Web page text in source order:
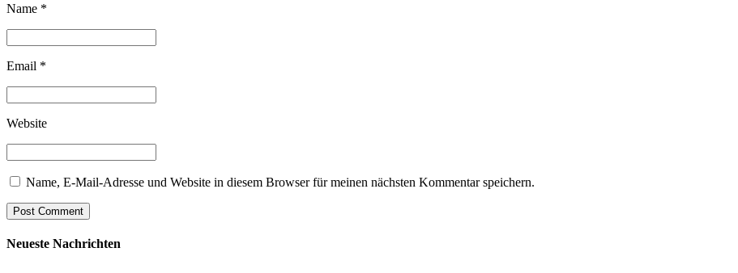
Name *
Email *
Website
Name, E-Mail-Adresse und Website in diesem Browser für meinen nächsten Kommentar speichern.
Post Comment
Neueste Nachrichten